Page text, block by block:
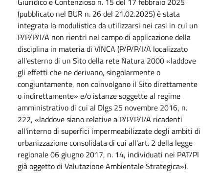
(pubblicato nel BUR n. 26 del 21.02.2025) è stata
integrata la modulistica da utilizzarsi nei casi in cui un
P/P/P/I/A non rientri nel campo di applicazione della
disciplina in materia di VINCA (P/P/P/I/A localizzato
all'esterno di un Sito della rete Natura 2000 «laddove
gli effetti che ne derivano, singolarmente o
congiuntamente, non coinvolgano il Sito direttamente
o indirettamente» e/o istanze soggette al regime
amministrativo di cui al Dlgs 25 novembre 2016, n.
222, «laddove siano relative a P/P/P/I/A ricadenti
all'interno di superfici impermeabilizzate degli ambiti di
urbanizzazione consolidata di cui all'art. 2 della legge
regionale 06 giugno 2017, n. 14, individuati nei PAT/PI
già oggetto di Valutazione Ambientale Strategica»).